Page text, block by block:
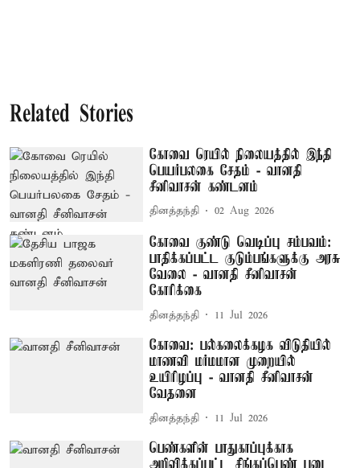
Related Stories
கோவை ரெயில் நிலையத்தில் இந்தி
பெயர்பலகை சேதம் - வானதி
சீனிவாசன் கண்டனம்
தினத்தந்தி 02 Aug 2026
கோவை குண்டு வெடிப்பு சம்பவம்:
பாதிக்கப்பட்ட குடும்பங்களுக்கு அரசு
வேலை - வானதி சீனிவாசன்
கோரிக்கை
தினத்தந்தி 11 Jul 2026
கோவை: பல்கலைக்கழக விடுதியில்
மாணவி மர்மமான முறையில்
உயிரிழப்பு - வானதி சீனிவாசன்
வேதனை
தினத்தந்தி 11 Jul 2026
பெண்களின் பாதுகாப்புக்காக